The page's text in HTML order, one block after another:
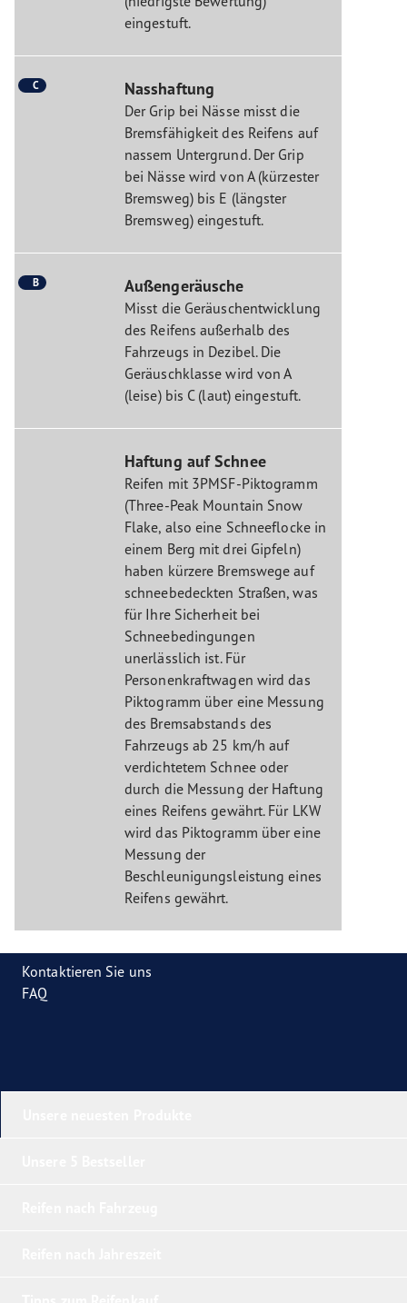
eingestuft.
C Nasshaftung
Der Grip bei Nässe misst die
Bremsfähigkeit des Reifens auf
nassem Untergrund. Der Grip
bei Nässe wird von A (kürzester
Bremsweg) bis E (längster
Bremsweg) eingestuft.
B Außengeräusche
Misst die Geräuschentwicklung
des Reifens außerhalb des
Fahrzeugs in Dezibel. Die
Geräuschklasse wird von A
(leise) bis C (laut) eingestuft.
Haftung auf Schnee
Reifen mit 3PMSF-Piktogramm
(Three-Peak Mountain Snow
Flake, also eine Schneeflocke in
einem Berg mit drei Gipfeln)
haben kürzere Bremswege auf
schneebedeckten Straßen, was
für Ihre Sicherheit bei
Schneebedingungen
unerlässlich ist. Für
Personenkraftwagen wird das
Piktogramm über eine Messung
des Bremsabstands des
Fahrzeugs ab 25 km/h auf
verdichtetem Schnee oder
durch die Messung der Haftung
eines Reifens gewährt. Für LKW
wird das Piktogramm über eine
Messung der
Beschleunigungsleistung eines
Reifens gewährt.
Kontaktieren Sie uns
FAQ